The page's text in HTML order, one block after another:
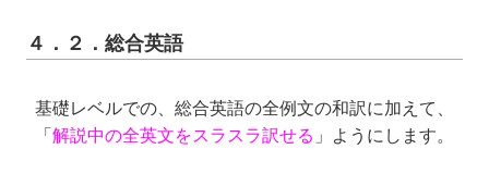
４．２．総合英語
基礎レベルでの、総合英語の全例文の和訳に加えて、
「 解説中の全英文をスラスラ訳せる 」ようにします。